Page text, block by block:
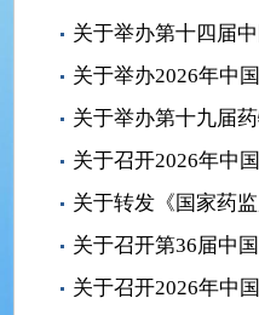
关于举办第十四届
关于举办2026年中
关于举办第十九届
关于召开2026年中
关于转发《国家药
关于召开第36届中
关于召开2026年中